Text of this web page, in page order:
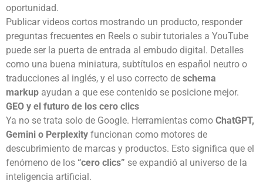
oportunidad.
Publicar videos cortos mostrando un producto, responder
preguntas frecuentes en Reels o subir tutoriales a YouTube
puede ser la puerta de entrada al embudo digital. Detalles
como una buena miniatura, subtítulos en español neutro o
traducciones al inglés, y el uso correcto de schema
markup ayudan a que ese contenido se posicione mejor.
GEO y el futuro de los cero clics
Ya no se trata solo de Google. Herramientas como ChatGPT,
Gemini o Perplexity funcionan como motores de
descubrimiento de marcas y productos. Esto significa que el
fenómeno de los “cero clics” se expandió al universo de la
inteligencia artificial.